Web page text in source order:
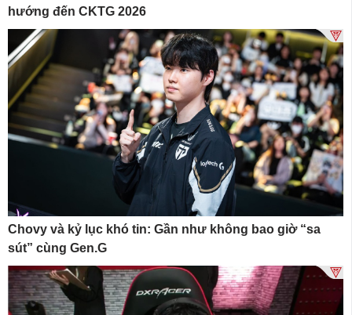
hướng đến CKTG 2026
Chovy và kỷ lục khó tin: Gần như không bao giờ “sa
sút” cùng Gen.G